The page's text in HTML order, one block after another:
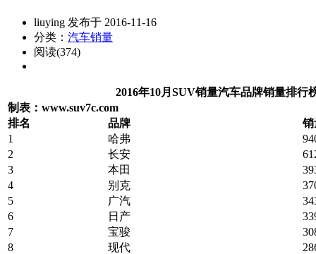
liuying 发布于 2016-11-16
分类： 汽车销量
阅读(374)
2016年10月SUV销量汽车品牌销量排行
制表：www.suv7c.com
排名
品牌
销
1
哈弗
2
长安
3
本田
4
别克
5
广汽
6
日产
7
宝骏
8
现代